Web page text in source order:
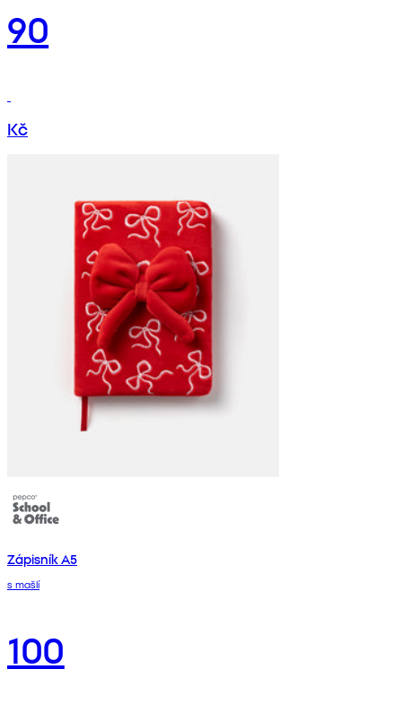
90
Kč
Zápisník A5
s mašlí
100